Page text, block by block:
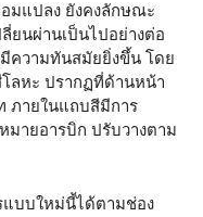
มแปลง ยังคงลักษณะ
ยนผ่านเป็นไปอย่างต่อ
ความทันสมัยยิ่งขึ้น โดย
ลหะ ปรากฏที่ด้านหน้า
ภายในแถบสีมีการ
ายอารบิก ปรับวางตาม
แบบใหม่นี้ได้ตามช่อง